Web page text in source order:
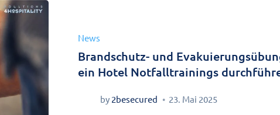
News
Brandschutz- und
ein Hotel Notfalltrainings
by 2besecured 23. Mai 2025